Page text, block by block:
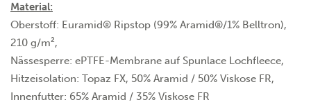
Material:
Oberstoff: Euramid® Ripstop (99% Aramid®/1% Belltron),
210 g/m²,
Nässesperre: ePTFE-Membrane auf Spunlace Lochfleece,
Hitzeisolation: Topaz FX, 50% Aramid / 50% Viskose FR,
Innenfutter: 65% Aramid / 35% Viskose FR